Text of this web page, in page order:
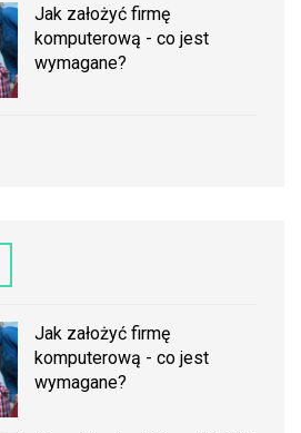
Jak założyć firmę
komputerową - co jest
wymagane?
Jak założyć firmę
komputerową - co jest
wymagane?